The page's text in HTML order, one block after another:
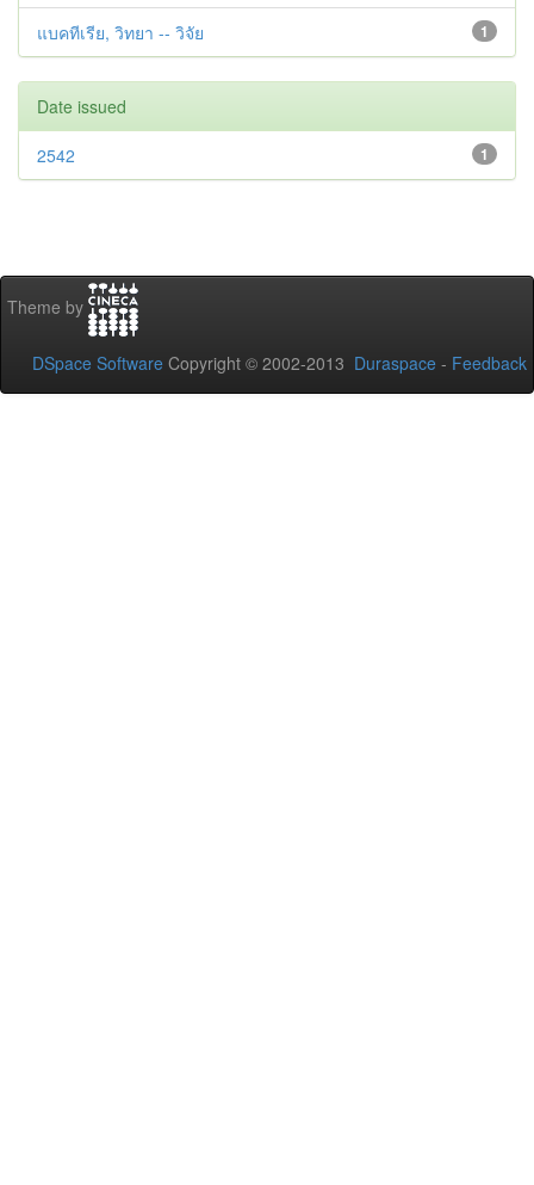
1
แบคทีเรีย, วิทยา -- วิจัย
Date issued
1
2542
Theme by
DSpace Software Copyright © 2002-2013 Duraspace - Feedback